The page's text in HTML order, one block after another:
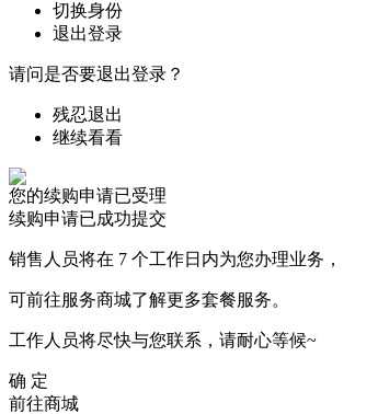
切换身份
退出登录
请问是否要退出登录？
残忍退出
继续看看
您的续购申请已受理
续购申请已成功提交
销售人员将在 7 个工作日内为您办理业务，
可前往服务商城了解更多套餐服务。
工作人员将尽快与您联系，请耐心等候~
确 定
前往商城